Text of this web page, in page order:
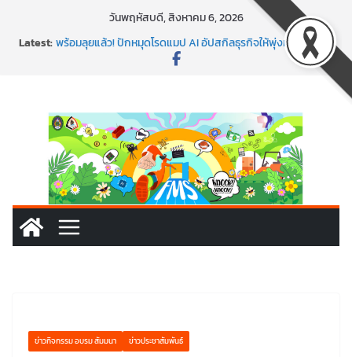
วันพฤหัสบดี, สิงหาคม 6, 2026
Latest:พร้อมลุยแล้ว! ปักหมุดโรดแมป AI อัปสกิลธุรกิจให้พุ่งทะยาน
พาธุรกิจท้องถิ่นสู่ตลาดโลก ด้วยเทคโนโลยี AI!
นอกจากเทคโนโลยีจะล้ำ หัวใจคนทำธุรกิจก็ต้องสตรอง!
ข่าวกิจกรรม อบรม สัมมนา ข่าวประชาสัมพันธ์